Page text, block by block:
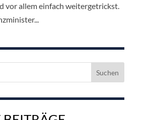
vor allem einfach weitergetrickst.